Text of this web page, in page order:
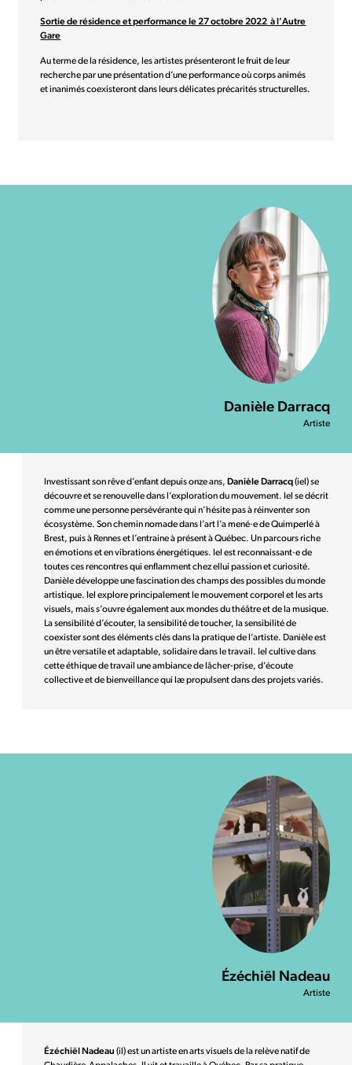
Sortie de résidence et performance le 27 octobre 2022 à l’Autre
Gare
Au terme de la résidence, les artistes présenteront le fruit de leur
recherche par une présentation d’une performance où corps animés
et inanimés coexisteront dans leurs délicates précarités structurelles.
Danièle Darracq
Artiste
Investissant son rêve d’enfant depuis onze ans, Danièle Darracq(iel) se
découvre et se renouvelle dans l’exploration du mouvement. Iel se décrit
comme une personne persévérante qui n’hésite pas à réinventer son
écosystème. Son chemin nomade dans l’art l’a mené·e de Quimperlé à
Brest, puis à Rennes et l’entraine à présent à Québec. Un parcours riche
en émotions et en vibrations énergétiques. Iel est reconnaissant·e de
toutes ces rencontres qui enflamment chez ellui passion et curiosité.
Danièle développe une fascination des champs des possibles du monde
artistique. Iel explore principalement le mouvement corporel et les arts
visuels, mais s’ouvre également aux mondes du théâtre et de la musique.
La sensibilité d’écouter, la sensibilité de toucher, la sensibilité de
coexister sont des éléments clés dans la pratique de l’artiste. Danièle est
un être versatile et adaptable, solidaire dans le travail. Iel cultive dans
cette éthique de travail une ambiance de lâcher-prise, d’écoute
collective et de bienveillance qui læ propulsent dans des projets variés.
Ézéchiël Nadeau
Artiste
Ézéchiël Nadeau (il) est un artiste en arts visuels de la relève natif de